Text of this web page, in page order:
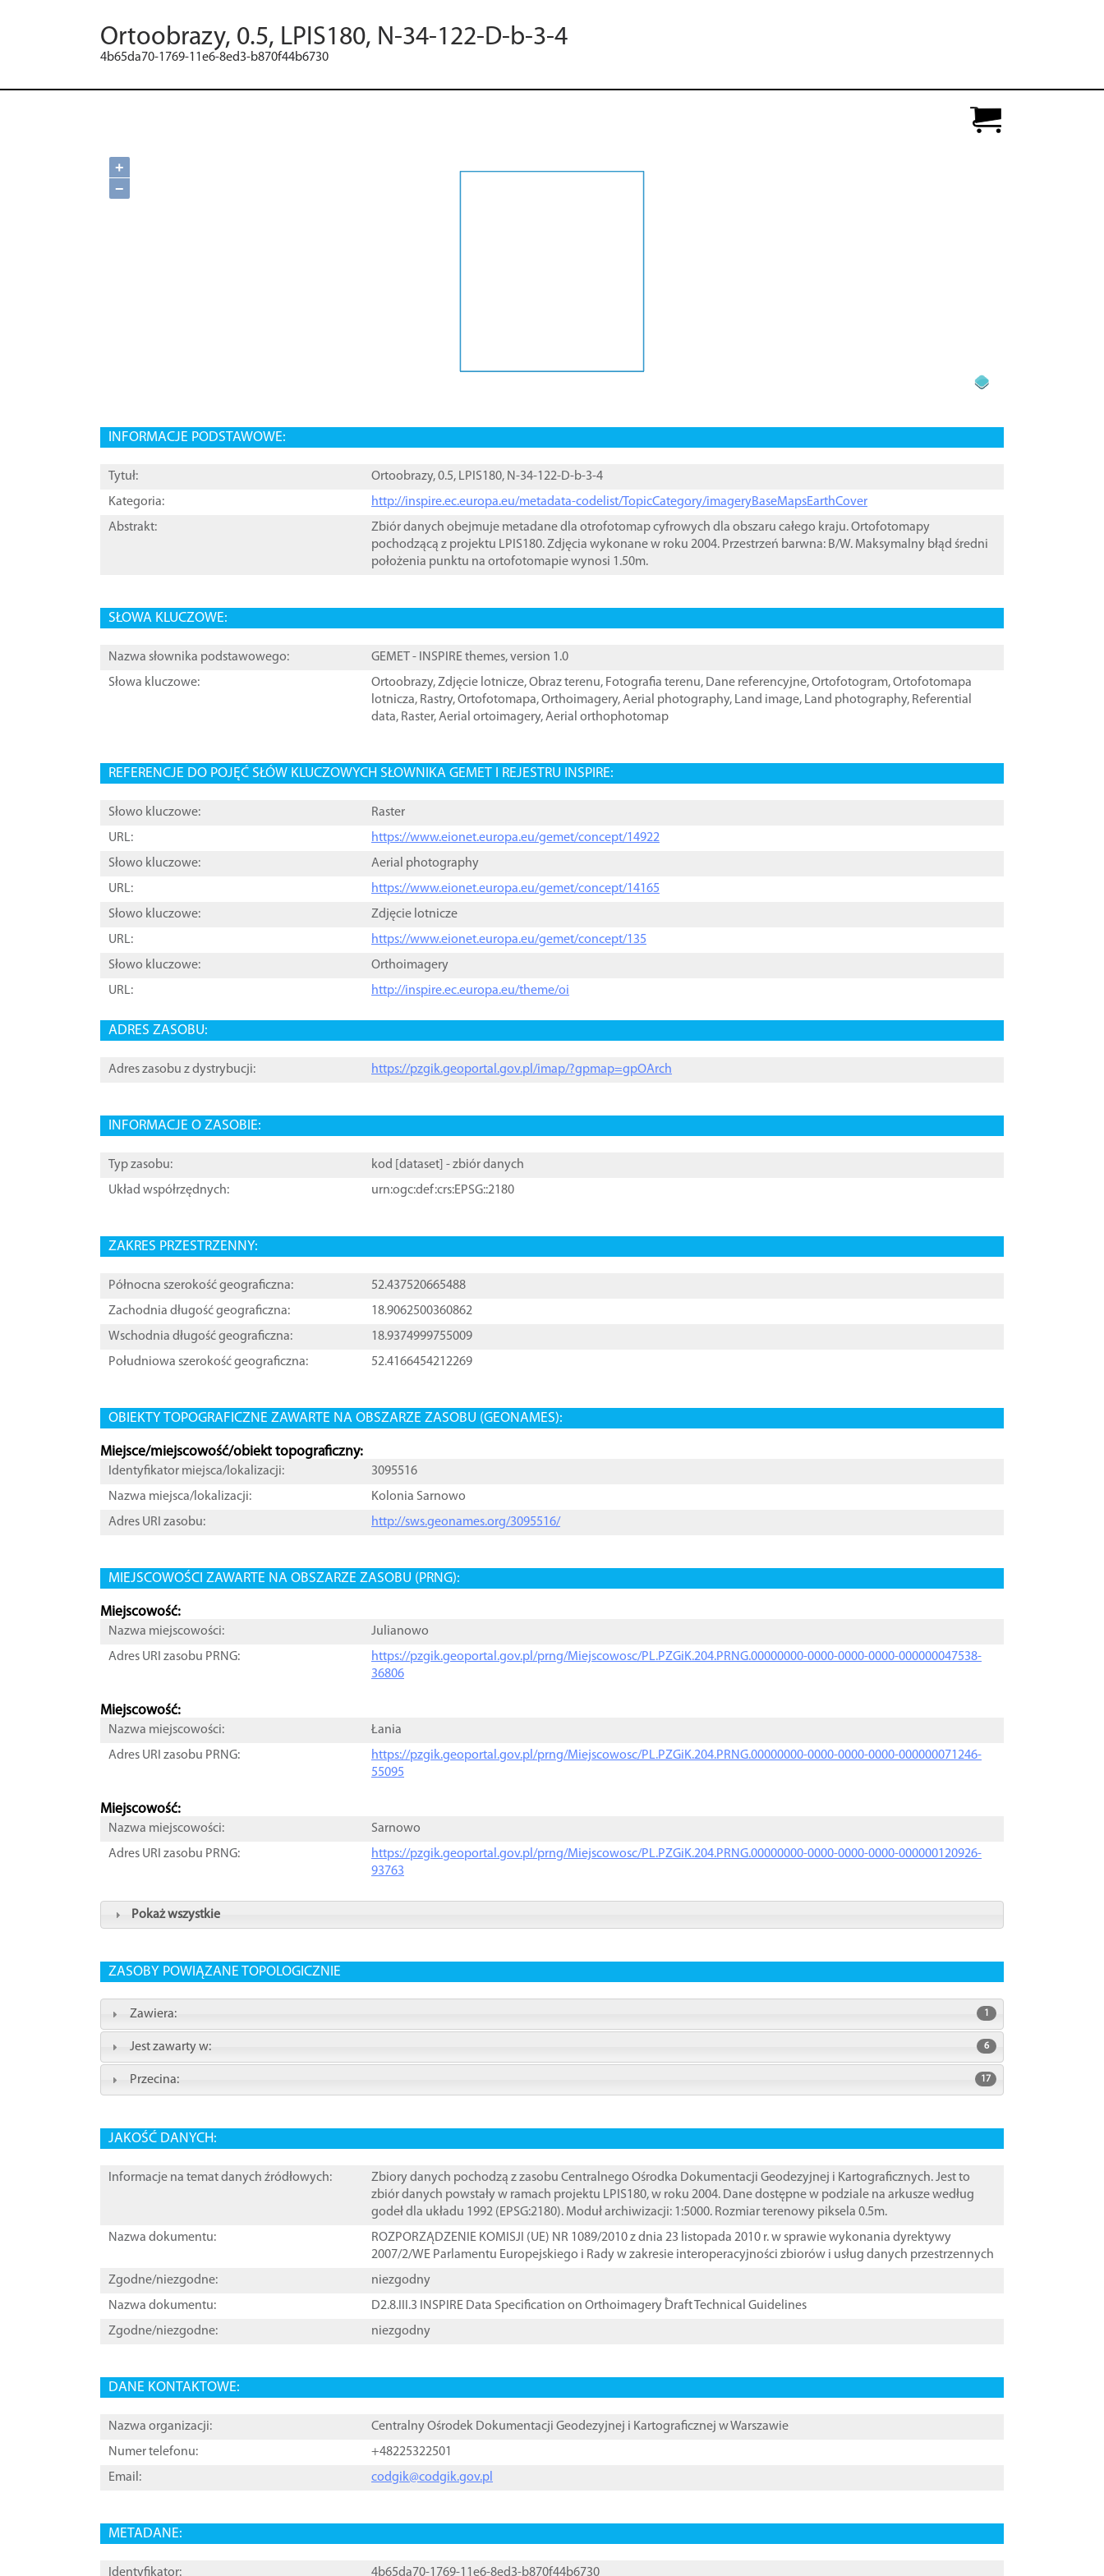
Ortoobrazy, 0.5, LPIS180, N-34-122-D-b-3-4
4b65da70-1769-11e6-8ed3-b870f44b6730
+
−
INFORMACJE PODSTAWOWE:
Tytuł:
Ortoobrazy, 0.5, LPIS180, N-34-122-D-b-3-4
Kategoria:
http://inspire.ec.europa.eu/metadata-codelist/TopicCategory/imageryBaseMapsEarthCover
Abstrakt:
Zbiór danych obejmuje metadane dla otrofotomap cyfrowych dla obszaru całego kraju. Ortofotomapy
pochodzącą z projektu LPIS180. Zdjęcia wykonane w roku 2004. Przestrzeń barwna: B/W. Maksymalny błąd średni
położenia punktu na ortofotomapie wynosi 1.50m.
SŁOWA KLUCZOWE:
Nazwa słownika podstawowego:
GEMET - INSPIRE themes, version 1.0
Słowa kluczowe:
Ortoobrazy,Zdjęcie lotnicze,Obraz terenu, Fotografia terenu, Dane referencyjne,Ortofotogram,Ortofotomapa
lotnicza, Rastry,Ortofotomapa,Orthoimagery,Aerial photography, Land image, Land photography, Referential
data, Raster,Aerial ortoimagery,Aerial orthophotomap
REFERENCJE DO POJĘĆ SŁÓW KLUCZOWYCH SŁOWNIKA GEMET I REJESTRU INSPIRE:
Słowo kluczowe:
Raster
URL:
https://www.eionet.europa.eu/gemet/concept/14922
Słowo kluczowe:
Aerial photography
URL:
https://www.eionet.europa.eu/gemet/concept/14165
Słowo kluczowe:
Zdjęcie lotnicze
URL:
https://www.eionet.europa.eu/gemet/concept/135
Słowo kluczowe:
Orthoimagery
URL:
http://inspire.ec.europa.eu/theme/oi
ADRES ZASOBU:
Adres zasobu z dystrybucji: https://pzgik.geoportal.gov.pl/imap/?gpmap=gpOArch
INFORMACJE O ZASOBIE:
Typ zasobu: kod [ dataset ] - zbiór danych
Układ współrzędnych:
urn:ogc:def:crs:EPSG::2180
ZAKRES PRZESTRZENNY:
Północna szerokość geograficzna:
52.437520665488
Zachodnia długość geograficzna:
18.9062500360862
Wschodnia długość geograficzna:
18.9374999755009
Południowa szerokość geograficzna:
52.4166454212269
OBIEKTY TOPOGRAFICZNE ZAWARTE NA OBSZARZE ZASOBU (GEONAMES):
Miejsce/miejscowość/obiekt topograficzny:
Identyfikator miejsca/lokalizacji:
3095516
Nazwa miejsca/lokalizacji:
Kolonia Sarnowo
Adres URI zasobu:
http://sws.geonames.org/3095516/
MIEJSCOWOŚCI ZAWARTE NA OBSZARZE ZASOBU (PRNG):
Miejscowość:
Nazwa miejscowości:
Julianowo
Adres URI zasobu PRNG:
https://pzgik.geoportal.gov.pl/prng/Miejscowosc/PL.PZGiK.204.PRNG.00000000-0000-0000-0000-000000047538-
36806
Miejscowość:
Nazwa miejscowości:
Łania
Adres URI zasobu PRNG:
https://pzgik.geoportal.gov.pl/prng/Miejscowosc/PL.PZGiK.204.PRNG.00000000-0000-0000-0000-000000071246-
55095
Miejscowość:
Nazwa miejscowości:
Sarnowo
Adres URI zasobu PRNG:
https://pzgik.geoportal.gov.pl/prng/Miejscowosc/PL.PZGiK.204.PRNG.00000000-0000-0000-0000-000000120926-
93763
Pokaż wszystkie
ZASOBY POWIĄZANE TOPOLOGICZNIE
Zawiera: 1
Jest zawarty w: 6
Przecina: 17
JAKOŚĆ DANYCH:
Informacje na temat danych źródłowych:
Zbiory danych pochodzą z zasobu Centralnego Ośrodka Dokumentacji Geodezyjnej i Kartograficznych. Jest to
zbiór danych powstały w ramach projektu LPIS180, w roku 2004. Dane dostępne w podziale na arkusze według
godeł dla układu 1992 (EPSG:2180). Moduł archiwizacji: 1:5000. Rozmiar terenowy piksela 0.5m.
Nazwa dokumentu:
ROZPORZĄDZENIE KOMISJI (UE) NR 1089/2010 z dnia 23 listopada 2010 r. w sprawie wykonania dyrektywy
2007/2/WE Parlamentu Europejskiego i Rady w zakresie interoperacyjności zbiorów i usług danych przestrzennych
Zgodne/niezgodne:
niezgodny
Nazwa dokumentu:
D2.8.III.3 INSPIRE Data Specification on Orthoimagery ֠Draft Technical Guidelines
Zgodne/niezgodne:
niezgodny
DANE KONTAKTOWE:
Nazwa organizacji:
Centralny Ośrodek Dokumentacji Geodezyjnej i Kartograficznej w Warszawie
Numer telefonu:
+48225322501
Email:
codgik@codgik.gov.pl
METADANE:
Identyfikator: 4b65da70-1769-11e6-8ed3-b870f44b6730